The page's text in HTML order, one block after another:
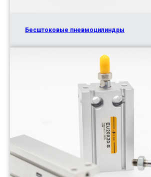
Бесштоковые пневмоцилиндры